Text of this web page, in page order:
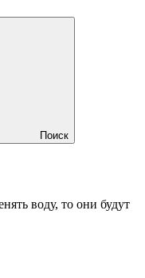
Поиск
воду, то они будут